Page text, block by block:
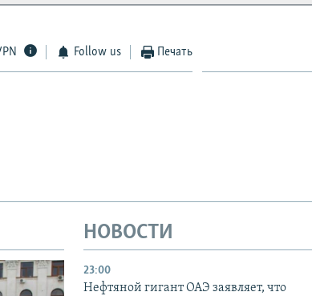
Follow us Печать
НОВОСТИ
23:00
Нефтяной гигант ОАЭ заявляет, что